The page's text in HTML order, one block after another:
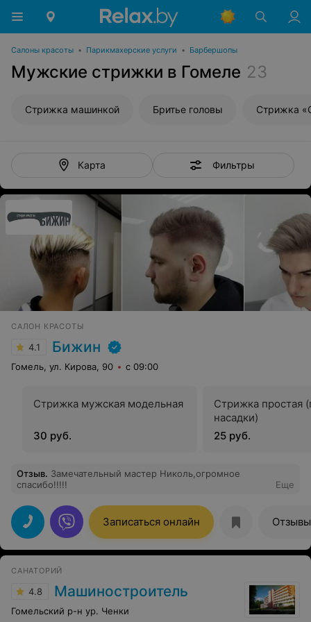
Салоны красоты • Парикмахерские услуги • Барбершопы
Мужские стрижки в Гомеле 23
Стрижка машинкой Бритье головы Стрижка
Карта Фильтры
САЛОН КРАСОТЫ
4.1 Бижин
Гомель, ул. Кирова, 90 с 09:00
Стрижка мужская модельная
30 руб.
Стрижка простая
насадки)
25 руб.
Отзыв. Замечательный мастер Николь,огромное
спасибо!!!!!
Еще
Записаться онлайн Отзывы
САНАТОРИЙ
4.8 Машиностроитель
Гомельский р-н ур. Ченки